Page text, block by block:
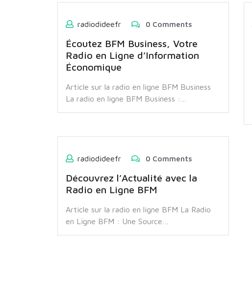
radiodideefr 0 Comments
Écoutez BFM Business, Votre
Radio en Ligne d’Information
Économique
Article sur la radio en ligne BFM Business
La radio en ligne BFM Business :…
radiodideefr 0 Comments
Découvrez l’Actualité avec la
Radio en Ligne BFM
Article sur la radio en ligne BFM La Radio
en Ligne BFM : Une Source…